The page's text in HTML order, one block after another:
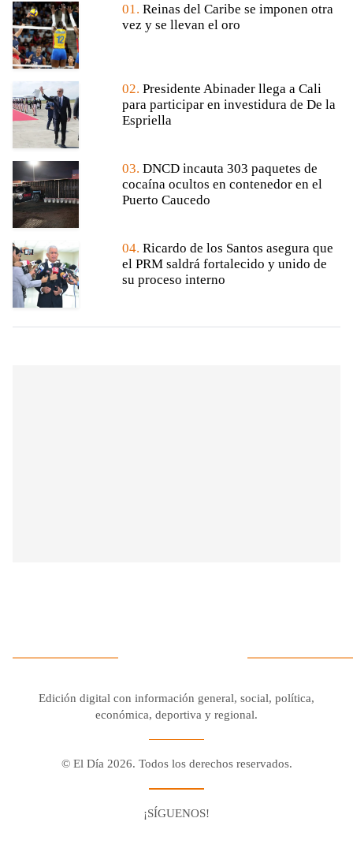
01. Reinas del Caribe se imponen otra
vez y se llevan el oro
02. Presidente Abinader llega a Cali
para participar en investidura de De la
Espriella
03. DNCD incauta 303 paquetes de
cocaína ocultos en contenedor en el
Puerto Caucedo
04. Ricardo de los Santos asegura que
el PRM saldrá fortalecido y unido de
su proceso interno
Edición digital con información general, social, política,
económica, deportiva y regional.
© El Día 2026. Todos los derechos reservados.
¡SÍGUENOS!